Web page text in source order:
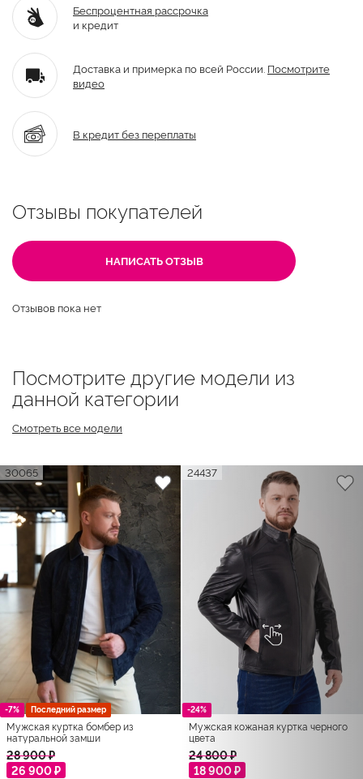
Беспроцентная рассрочка
и кредит
Доставка и примерка по всей России. Посмотрите
видео
В кредит без переплаты
Отзывы покупателей
НАПИСАТЬ ОТЗЫВ
Отзывов пока нет
Посмотрите другие модели из
данной категории
Смотреть все модели
-7% Последний размер
30065
Мужская куртка бомбер из
натуральной замши
28 900 ₽
26 900 ₽
-24%
24437
Мужская кожаная куртка черного
цвета
24 800 ₽
18 900 ₽